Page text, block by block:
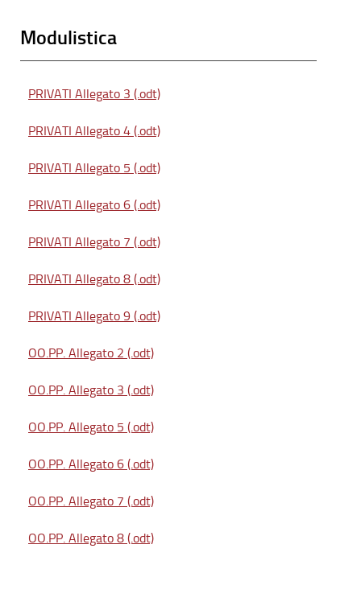
Modulistica
PRIVATI Allegato 3 (.odt)
PRIVATI Allegato 4 (.odt)
PRIVATI Allegato 5 (.odt)
PRIVATI Allegato 6 (.odt)
PRIVATI Allegato 7 (.odt)
PRIVATI Allegato 8 (.odt)
PRIVATI Allegato 9 (.odt)
OO.PP. Allegato 2 (.odt)
OO.PP. Allegato 3 (.odt)
OO.PP. Allegato 5 (.odt)
OO.PP. Allegato 6 (.odt)
OO.PP. Allegato 7 (.odt)
OO.PP. Allegato 8 (.odt)